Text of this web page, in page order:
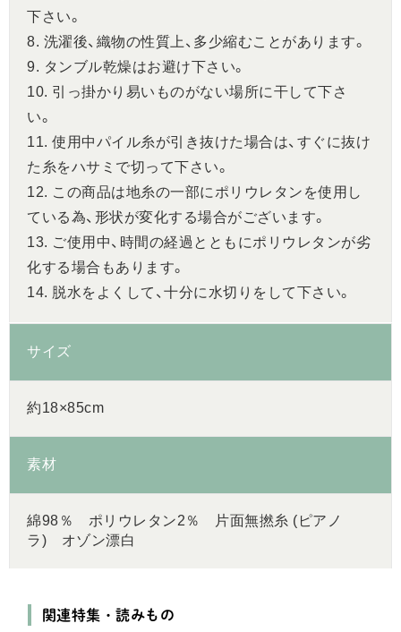
下さい。
8. 洗濯後、織物の性質上、多少縮むことがあります。
9. タンブル乾燥はお避け下さい。
10. 引っ掛かり易いものがない場所に干して下さ
い。
11. 使用中パイル糸が引き抜けた場合は、すぐに抜け
た糸をハサミで切って下さい。
12. この商品は地糸の一部にポリウレタンを使用し
ている為、形状が変化する場合がございます。
13. ご使用中、時間の経過とともにポリウレタンが劣
化する場合もあります。
14. 脱水をよくして、十分に水切りをして下さい。
サイズ
約18×85cm
素材
綿98％ ポリウレタン2％ 片面無撚糸 (ピアノ
ラ) オゾン漂白
関連特集・読みもの